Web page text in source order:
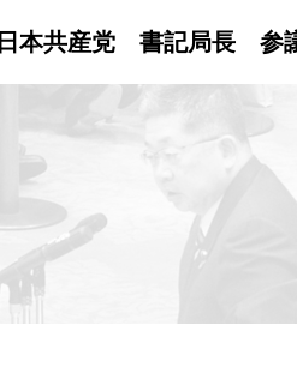
日本共産党 書記局長 参